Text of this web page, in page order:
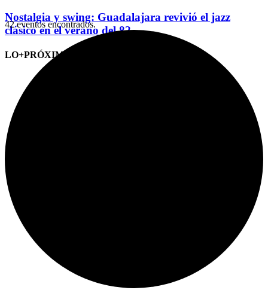
Nostalgia y swing: Guadalajara revivió el jazz
clásico en el verano del 82
LO+PRÓXIMO (CITAS)
42 eventos encontrados.